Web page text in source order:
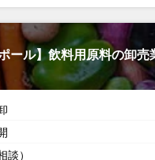
ール】飲料用原料の卸売
談）